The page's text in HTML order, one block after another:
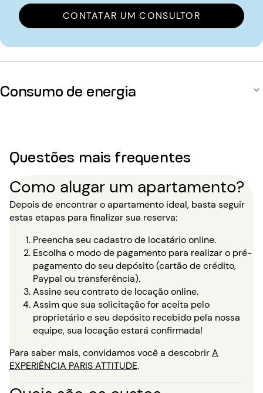
CONTATAR UM CONSULTOR
Consumo de energia
Questões mais frequentes
Como alugar um apartamento?
Depois de encontrar o apartamento ideal, basta seguir
estas etapas para finalizar sua reserva:
Preencha seu cadastro de locatário online.
Escolha o modo de pagamento para realizar o pré-
pagamento do seu depósito (cartão de crédito,
Paypal ou transferência).
Assine seu contrato de locação online.
Assim que sua solicitação for aceita pelo
proprietário e seu depósito recebido pela nossa
equipe, sua locação estará confirmada!
Para saber mais, convidamos você a descobrirA
EXPERIÊNCIA PARIS ATTITUDE.